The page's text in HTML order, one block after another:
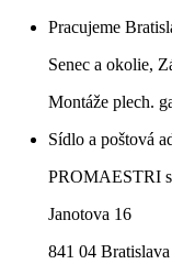
Pracujeme
Senec a okolie,
Montáže plech.
Sídlo a poštová
PROMAESTRI
Janotova 16
841 04 Bratislava